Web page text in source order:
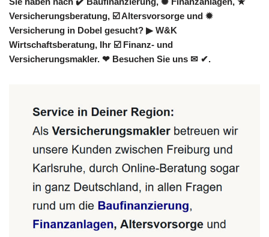
Versicherungsberatung, ☑️ Altersvorsorge und ✹
Versicherung in Dobel gesucht? ▶︎ W&K
Wirtschaftsberatung, Ihr ☑️ Finanz- und
Versicherungsmakler. ❤ Besuchen Sie uns ✉ ✔.